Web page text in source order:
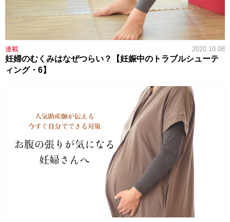
連載 2020.10.08
妊婦のむくみはなぜつらい？【妊娠中のトラブルシューテ
ィング・6】